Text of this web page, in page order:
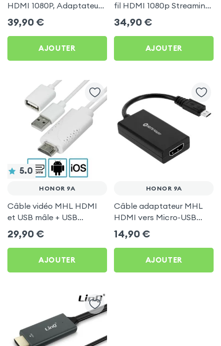
HDMI 1080P, Adaptateur
d'affichage Vidéo Sans-fil
TV pour Honor 9A
39,90 €
AJOUTER
fil HDMI 1080p Streaming,
récepteur vidéo TV
(compatible Miracast,
AirPlay, DLNA) pour
Honor 9A
34,90 €
AJOUTER
5.0
HONOR 9A
Câble vidéo MHL HDMI
et USB mâle + USB
Femelle pour Honor 9A
29,90 €
AJOUTER
HONOR 9A
Câble adaptateur MHL
HDMI vers Micro-USB
pour Honor 9A
14,90 €
AJOUTER